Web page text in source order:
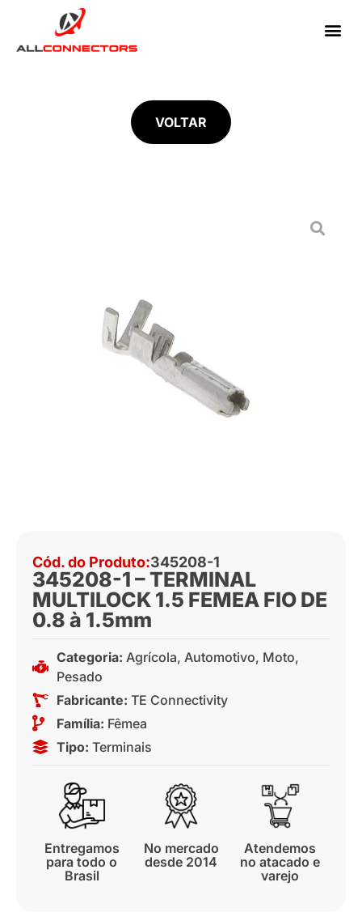
VOLTAR
Cód. do Produto:345208-1
345208-1 – TERMINAL
MULTILOCK 1.5 FEMEA FIO DE
0.8 à 1.5mm
Categoria: Agrícola, Automotivo, Moto,
Pesado
Fabricante: TE Connectivity
Família: Fêmea
Tipo: Terminais
Entregamos
para todo o
Brasil
No mercado
desde 2014
Atendemos
no atacado e
varejo